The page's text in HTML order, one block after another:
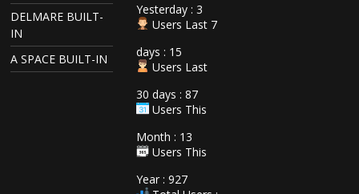
DELMARE BUILT-
IN
A SPACE BUILT-IN
Yesterday : 3
Users Last 7
days : 15
Users Last
30 days : 87
Users This
Month : 13
Users This
Year : 927